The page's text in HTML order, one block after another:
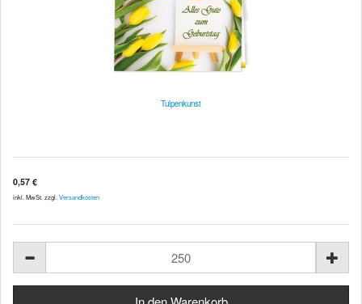
Tulpenkunst
0,57 €
inkl. MwSt. zzgl. Versandkosten